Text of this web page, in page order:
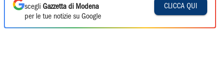
scegli Gazzetta di Modena
per le tue notizie su Google
CLICCA QUI